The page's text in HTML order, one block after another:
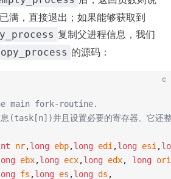
满，直接退出；如果能够获取到
复制父进程信息，我们
的源码：
c
main fork-routine.
(task[n])并且设置必要的寄存器。它还
nr,long ebp,long edi ,long esi ,
ebx,long ecx,long edx, long
fs ,long es ,long ds ,